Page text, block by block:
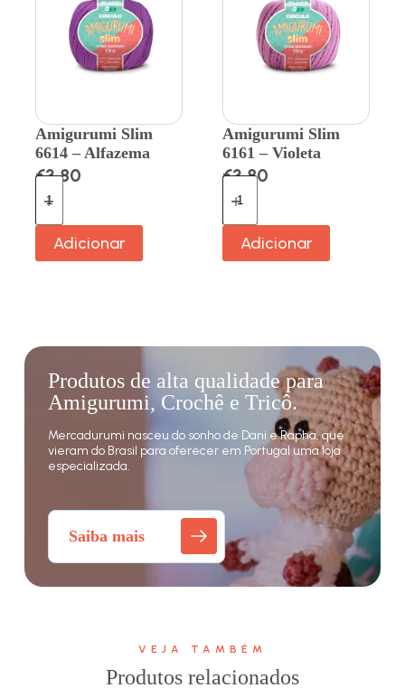
Amigurumi Slim
6614 – Alfazema
€3.80
Adicionar
Amigurumi Slim
6161 – Violeta
€3.80
Adicionar
Produtos de alta qualidade para
Amigurumi, Crochê e Tricô.
Mercadurumi nasceu do sonho de Dani e Rapha, que
vieram do Brasil para oferecer em Portugal uma loja
especializada.
Saiba mais
VEJA TAMBÉM
Produtos relacionados